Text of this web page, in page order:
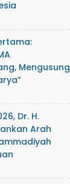
Mengusung
Dr. H.
Arah